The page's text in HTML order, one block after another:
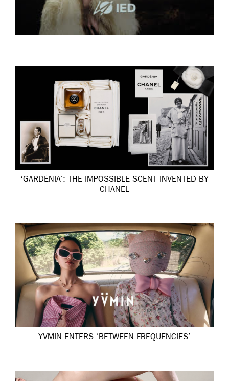
‘GARDÉNIA’: THE IMPOSSIBLE SCENT INVENTED BY
CHANEL
YVMIN ENTERS ‘BETWEEN FREQUENCIES’